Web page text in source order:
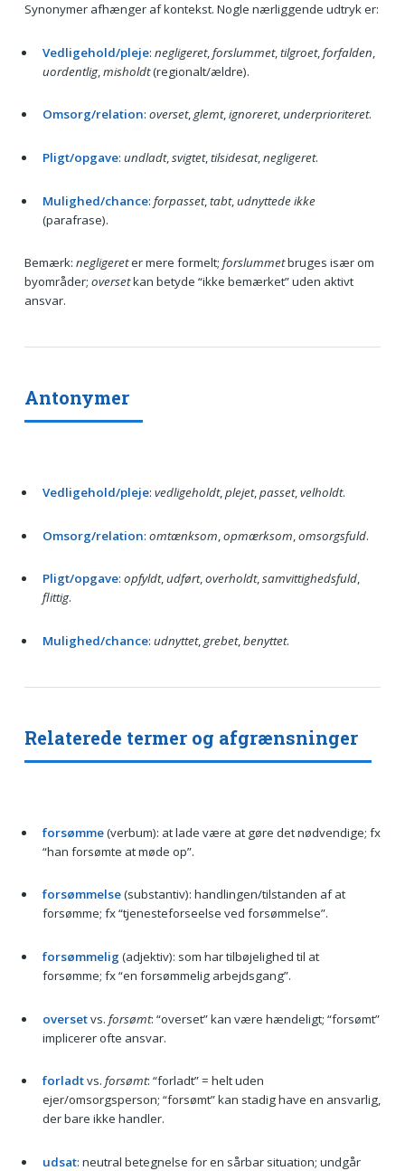
Synonymer afhænger af kontekst. Nogle nærliggende udtryk er:
Vedligehold/pleje: negligeret,forslummet,tilgroet,forfalden,
uordentlig,misholdt(regionalt/ældre).
Omsorg/relation: overset,glemt,ignoreret,underprioriteret.
Pligt/opgave: undladt,svigtet,tilsidesat,negligeret.
Mulighed/chance: forpasset,tabt,udnyttede ikke
(parafrase).
Bemærk: negligereter mere formelt; forslummetbruges især om
byområder; oversetkan betyde “ikke bemærket” uden aktivt
ansvar.
Antonymer
Vedligehold/pleje: vedligeholdt,plejet,passet,velholdt.
Omsorg/relation: omtænksom,opmærksom,omsorgsfuld.
Pligt/opgave: opfyldt,udført,overholdt,samvittighedsfuld,
flittig.
Mulighed/chance: udnyttet,grebet,benyttet.
Relaterede termer og afgrænsninger
forsømme(verbum): at lade være at gøre det nødvendige; fx
“han forsømte at møde op”.
forsømmelse(substantiv): handlingen/tilstanden af at
forsømme; fx “tjenesteforseelse ved forsømmelse”.
forsømmelig (adjektiv): som har tilbøjelighed til at
forsømme; fx “en forsømmelig arbejdsgang”.
oversetvs. forsømt: “overset” kan være hændeligt; “forsømt”
implicerer ofte ansvar.
forladtvs. forsømt: “forladt” = helt uden
ejer/omsorgsperson; “forsømt” kan stadig have en ansvarlig,
der bare ikke handler.
udsat: neutral betegnelse for en sårbar situation; undgår